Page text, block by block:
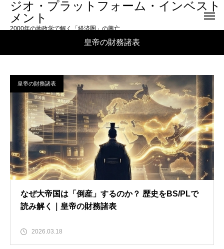
ジオ・プラットフォーム・インベスト
メント
2000年の地政学で解く「経済圏」の興亡
皇帝の財務諸表
皇帝の財務諸表
なぜ大帝国は「倒産」するのか？ 歴史をBS/PLで
読み解く｜皇帝の財務諸表
2026.03.18